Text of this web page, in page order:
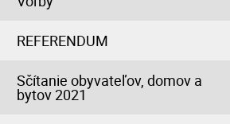
REFERENDUM
Sčítanie obyvateľov, domov a
bytov 2021